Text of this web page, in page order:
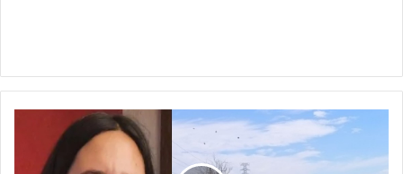
Autoridades
esperan
confirmar